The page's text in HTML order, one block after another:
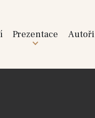
Prezentace Autoři